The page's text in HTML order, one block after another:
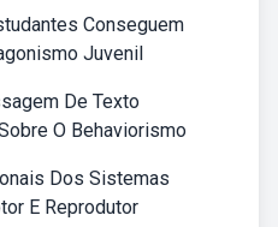
Conseguem
Juvenil
De Texto
O Behaviorismo
Dos Sistemas
E Reprodutor